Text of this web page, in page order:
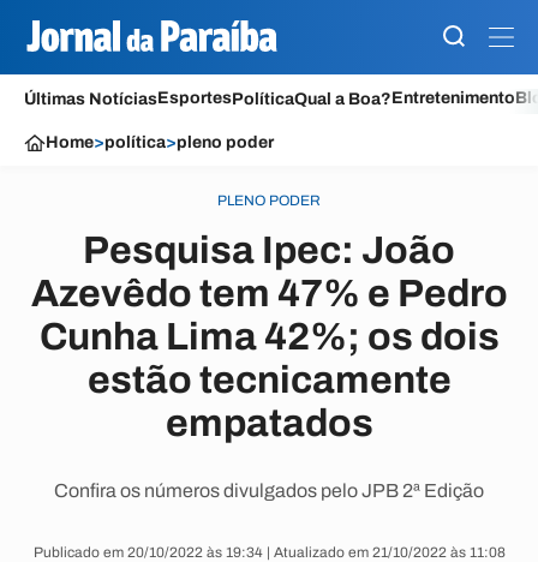
Últimas NotíciasEsportesPolíticaQual a Boa?Entretenimento
Home>política>pleno poder
PLENO PODER
Pesquisa Ipec: João
Azevêdo tem 47% e Pedro
Cunha Lima 42%; os dois
estão tecnicamente
empatados
Confira os números divulgados pelo JPB 2ª Edição
Publicado em 20/10/2022 às 19:34 | Atualizado em 21/10/2022 às 11:08